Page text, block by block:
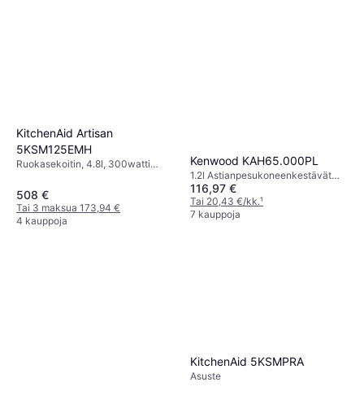
KitchenAid Artisan
5KSM125EMH
Ruokasekoitin, 4.8l, 300watti
Planeetta-/Orbitaaliliike
508 €
Tai 3 maksua 173,94 €
4 kauppoja
Kenwood KAH65.000PL
1.2l Astianpesukoneenkestävät
Osat, Turvalukitus
116,97 €
Tai 20,43 €/kk.¹
7 kauppoja
KitchenAid 5KSMPRA
Asuste